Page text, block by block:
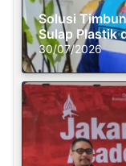
Solusi
Sulap Plastik
30/07/2026